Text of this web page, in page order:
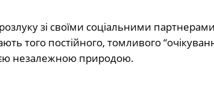
зі своїми соціальними
того постійного, томливого
незалежною природою.